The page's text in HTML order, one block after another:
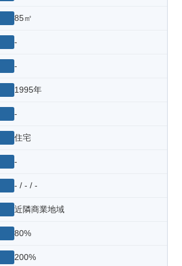
85㎡
-
-
1995年
-
住宅
-
- / - / -
近隣商業地域
80%
200%